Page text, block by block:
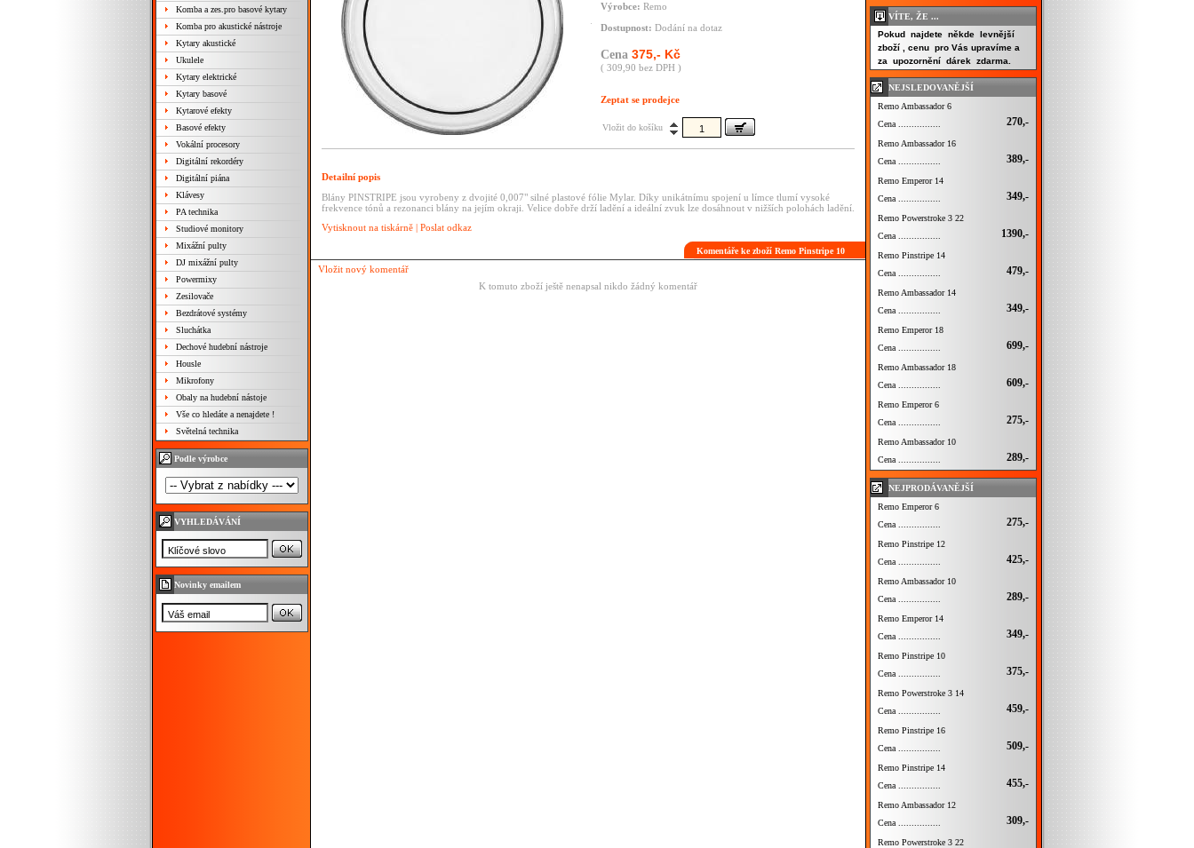
Komba a zes.pro basové kytary
Komba pro akustické nástroje
Kytary akustické
Ukulele
Kytary elektrické
Kytary basové
Kytarové efekty
Basové efekty
Vokální procesory
Digitální rekordéry
Digitální piána
Klávesy
PA technika
Studiové monitory
Mixážní pulty
DJ mixážní pulty
Powermixy
Zesilovače
Bezdrátové systémy
Sluchátka
Dechové hudební nástroje
Housle
Mikrofony
Obaly na hudební nástoje
Vše co hledáte a nenajdete !
Světelná technika
Podle výrobce
VYHLEDÁVÁNÍ
Novinky emailem
Výrobce: Remo
Dostupnost: Dodání na dotaz
Cena 375,- Kč
( 309,90 bez DPH )
Zeptat se prodejce
Vložit do košíku
Detailní popis
Blány PINSTRIPE jsou vyrobeny z dvojité 0,007" silné plastové fólie Mylar. Díky unikátnímu spojení u límce tlumí vysoké
frekvence tónů a rezonanci blány na jejím okraji. Velice dobře drží ladění a ideální zvuk lze dosáhnout v nižších polohách ladění.
Vytisknout na tiskárně | Poslat odkaz
Komentáře ke zboží Remo Pinstripe 10
Vložit nový komentář
K tomuto zboží ještě nenapsal nikdo žádný komentář
VÍTE, ŽE ...
Pokud najdete někde levnější
zboží , cenu pro Vás upravíme a
za upozornění dárek zdarma.
NEJSLEDOVANĚJŠÍ
Remo Ambassador 6
Cena ................
270,-
Remo Ambassador 16
Cena ................
389,-
Remo Emperor 14
Cena ................
349,-
Remo Powerstroke 3 22
Cena ................
1390,-
Remo Pinstripe 14
Cena ................
479,-
Remo Ambassador 14
Cena ................
349,-
Remo Emperor 18
Cena ................
699,-
Remo Ambassador 18
Cena ................
609,-
Remo Emperor 6
Cena ................
275,-
Remo Ambassador 10
Cena ................
289,-
NEJPRODÁVANĚJŠÍ
Remo Emperor 6
Cena ................
275,-
Remo Pinstripe 12
Cena ................
425,-
Remo Ambassador 10
Cena ................
289,-
Remo Emperor 14
Cena ................
349,-
Remo Pinstripe 10
Cena ................
375,-
Remo Powerstroke 3 14
Cena ................
459,-
Remo Pinstripe 16
Cena ................
509,-
Remo Pinstripe 14
Cena ................
455,-
Remo Ambassador 12
Cena ................
309,-
Remo Powerstroke 3 22